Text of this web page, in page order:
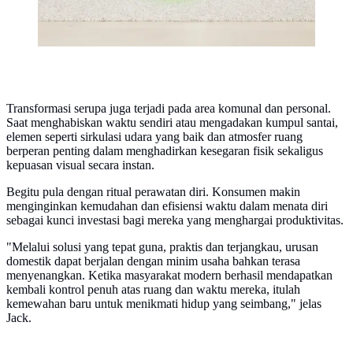
Transformasi serupa juga terjadi pada area komunal dan personal.
Saat menghabiskan waktu sendiri atau mengadakan kumpul santai,
elemen seperti sirkulasi udara yang baik dan atmosfer ruang
berperan penting dalam menghadirkan kesegaran fisik sekaligus
kepuasan visual secara instan.
Begitu pula dengan ritual perawatan diri. Konsumen makin
menginginkan kemudahan dan efisiensi waktu dalam menata diri
sebagai kunci investasi bagi mereka yang menghargai produktivitas.
"Melalui solusi yang tepat guna, praktis dan terjangkau, urusan
domestik dapat berjalan dengan minim usaha bahkan terasa
menyenangkan. Ketika masyarakat modern berhasil mendapatkan
kembali kontrol penuh atas ruang dan waktu mereka, itulah
kemewahan baru untuk menikmati hidup yang seimbang," jelas
Jack.